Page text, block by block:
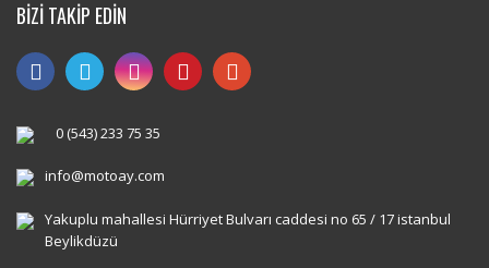
BİZİ TAKİP EDİN
0 (543) 233 75 35
info@motoay.com
Yakuplu mahallesi Hürriyet Bulvarı caddesi no 65 / 17 istanbul
Beylikdüzü